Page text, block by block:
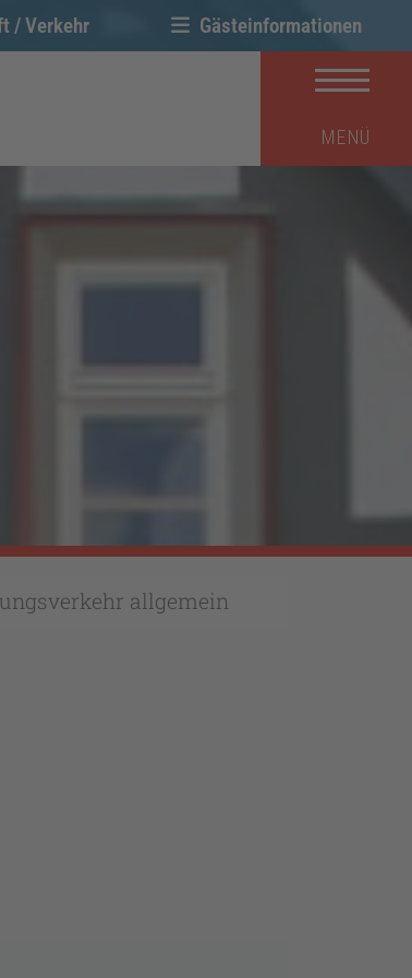
/ Verkehr Gästeinformationen
MENÜ
allgemein